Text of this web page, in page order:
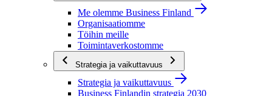
Me olemme Business Finland
Organisaatiomme
Töihin meille
Toimintaverkostomme
Strategia ja vaikuttavuus
Strategia ja vaikuttavuus
Business Finlandin strategia 2030